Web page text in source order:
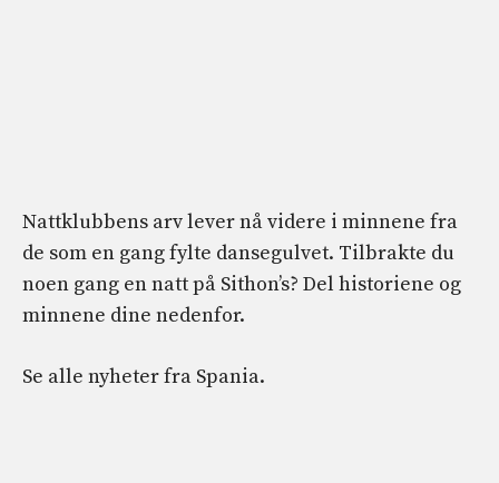
Nattklubbens arv lever nå videre i minnene fra
de som en gang fylte dansegulvet. Tilbrakte du
noen gang en natt på Sithon’s? Del historiene og
minnene dine nedenfor.
Se alle nyheter fra Spania.